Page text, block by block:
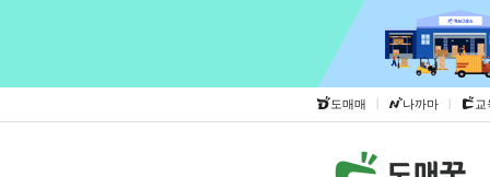
도매매 | 나까마 | 교